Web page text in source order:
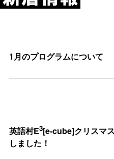
1月のプログラムについて
英語村E3[e-cube]クリスマ
しました！